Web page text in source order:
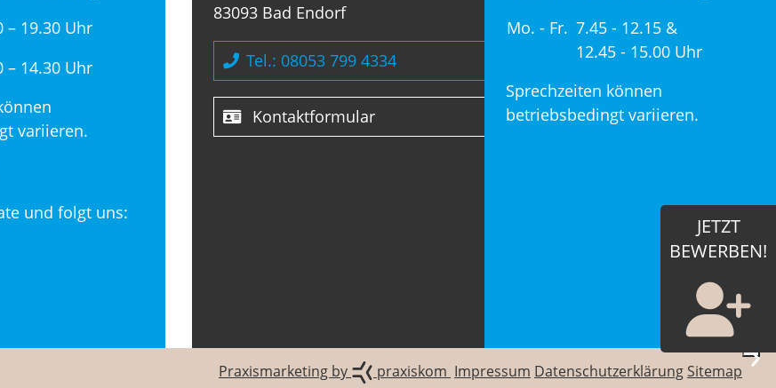
JETZT
BEWERBEN!
– 19.30 Uhr
– 14.30 Uhr
variieren.
und folgt uns:
83093 Bad Endorf
Tel.: 08053 799 4334
Kontaktformular
Mo. - Fr. 7.45 - 12.15 &
12.45 - 15.00 Uhr
Sprechzeiten können
betriebsbedingt variieren.
›
Praxismarketing by praxiskom Impressum DatenschutzerklärungSitemap